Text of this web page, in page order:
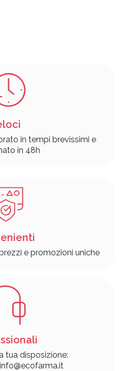
in tempi brevissimi e
in 48h
e promozioni uniche
tua disposizione: